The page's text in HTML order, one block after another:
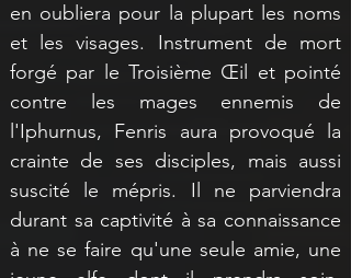
en oubliera pour la plupart les noms
et les visages. Instrument de mort
forgé par le Troisième Œil et pointé
contre les mages ennemis de
l'Iphurnus, Fenris aura provoqué la
crainte de ses disciples, mais aussi
suscité le mépris. Il ne parviendra
durant sa captivité à sa connaissance
à ne se faire qu'une seule amie, une